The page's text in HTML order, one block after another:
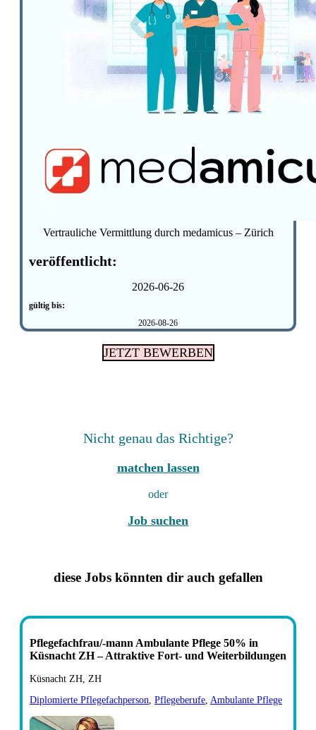
Vertrauliche Vermittlung durch medamicus – Zürich
veröffentlicht:
2026-06-26
gültig bis:
2026-08-26
JETZT BEWERBEN
Nicht genau das Richtige?
matchen lassen
oder
Job suchen
diese Jobs könnten dir auch gefallen
Pflegefachfrau/-mann Ambulante Pflege 50% in
Küsnacht ZH – Attraktive Fort- und Weiterbildungen
Küsnacht ZH, ZH
Diplomierte Pflegefachperson Pflegeberufe Ambulante Pflege